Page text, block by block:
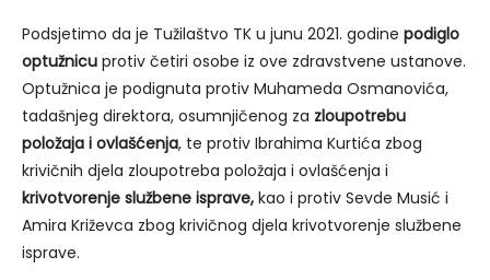
Podsjetimo da je Tužilaštvo TK u junu 2021. godine podiglo
optužnicu protiv četiri osobe iz ove zdravstvene ustanove.
Optužnica je podignuta protiv Muhameda Osmanovića,
tadašnjeg direktora, osumnjičenog za zloupotrebu
položaja i ovlašćenja, te protiv Ibrahima Kurtića zbog
krivičnih djela zloupotreba položaja i ovlašćenja i
krivotvorenje službene isprave, kao i protiv Sevde Musić i
Amira Križevca zbog krivičnog djela krivotvorenje službene
isprave.